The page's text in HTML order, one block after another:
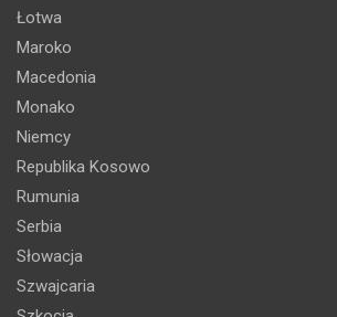
Łotwa
Maroko
Macedonia
Monako
Niemcy
Republika Kosowo
Rumunia
Serbia
Słowacja
Szwajcaria